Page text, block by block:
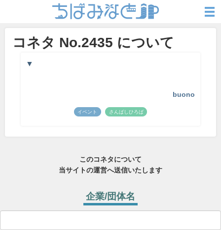
コネタ No.2435 について
▼
buono
イベント さんばしひろば
このコネタについて
当サイトの運営へ送信いたします
企業/団体名